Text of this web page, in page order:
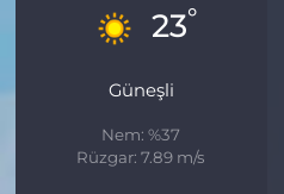
23°
Güneşli
Nem: %37
Rüzgar: 7.89 m/s